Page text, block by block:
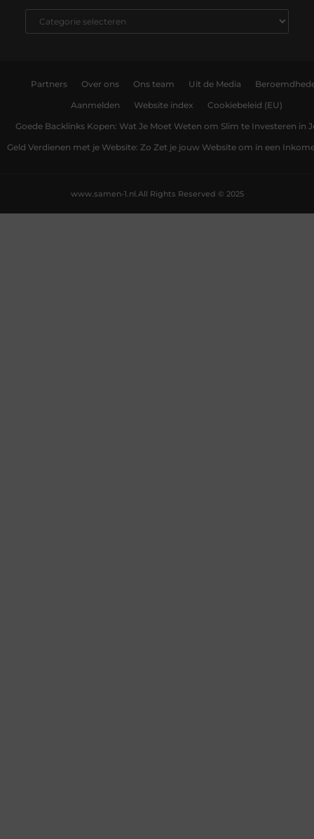
Partners Over ons Ons team Uit de Media
Aanmelden Website index Cookiebeleid (EU)
Goede Backlinks Kopen: Wat Je Moet Weten om Slim te Investeren in
Geld Verdienen met je Website: Zo Zet je jouw Website om in een
All Rights Reserved © 2025
www.samen-1.nl.